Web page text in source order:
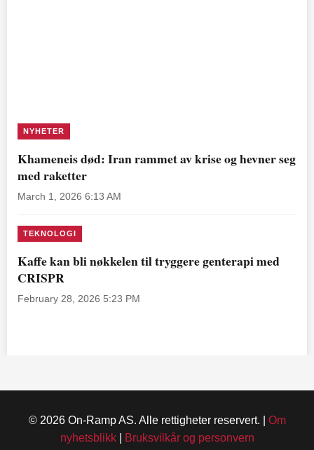
NYHETER
Khameneis død: Iran rammet av krise og hevner seg
med raketter
March 1, 2026 6:13 AM
TEKNOLOGI
Kaffe kan bli nøkkelen til tryggere genterapi med
CRISPR
February 28, 2026 5:23 PM
© 2026 On-Ramp AS. Alle rettigheter reservert. | Om
nyhetsblikk| Bruksvilkår og personvern